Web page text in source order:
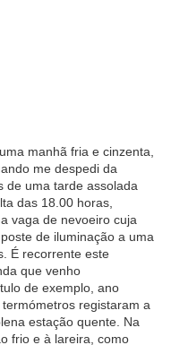
manhã fria e cinzenta,
me despedi da
de uma tarde assolada
das 18.00 horas,
vaga de nevoeiro cuja
de iluminação a uma
É recorrente este
que venho
de exemplo, ano
registaram a
estação quente. Na
frio e à lareira, como